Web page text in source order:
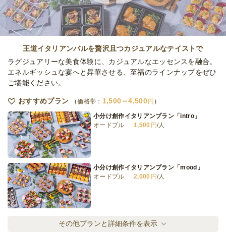
≪LINER≫ シグネチャープラン
オードブル
32,000円
王道イタリアンバルを贅沢且つカジュアルなテイストで
ラグジュアリーな美食体験に、カジュアルなエッセンスを融合。
エネルギッシュな宴へと昇華させる、至福のラインナップをぜひ
ご堪能ください。
おすすめプラン 価格帯： 1,500～4,500 円
小分け創作イタリアンプラン「intro」
オードブル
1,500 円/人
小分け創作イタリアンプラン「mood」
オードブル
2,000 円/人
小分け創作イタリアンプラン「glow」
オードブル
2,500円/人
その他プランと詳細条件を表示